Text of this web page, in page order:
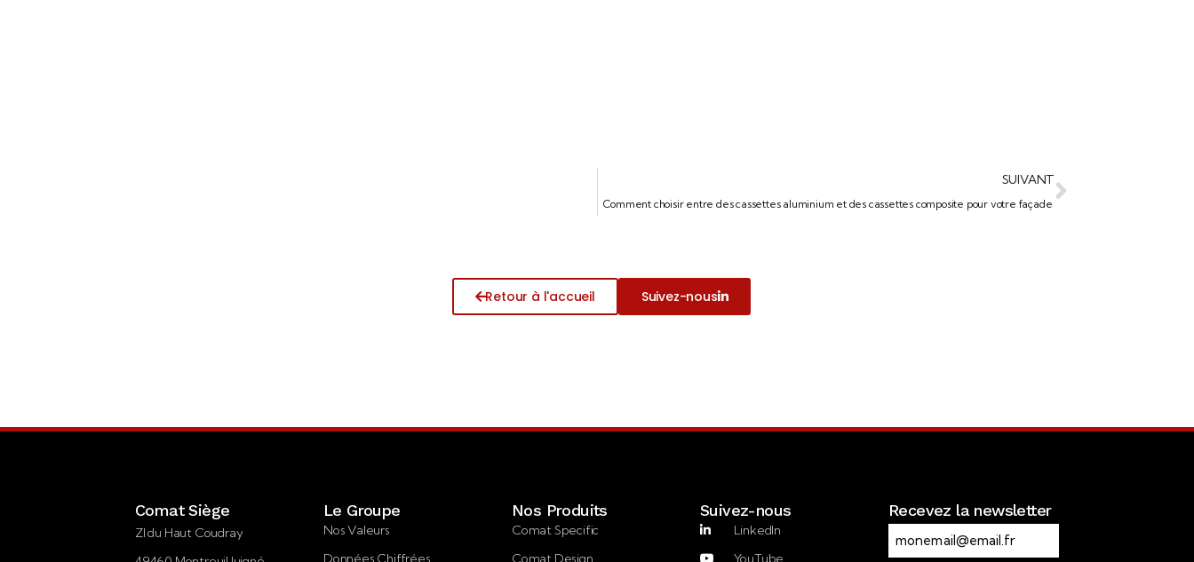
SUIVANT
Comment choisir entre des cassettes aluminium et des cassettes composite pour votre façade
Retour à l'accueil Suivez-nous
Comat Siège
ZI du Haut Coudray
Le Groupe
Nos Valeurs
Données Chiffrées
Nos Produits
Comat Specific
Comat Design
Suivez-nous
LinkedIn
YouTube
Recevez la newsletter
-
R
G